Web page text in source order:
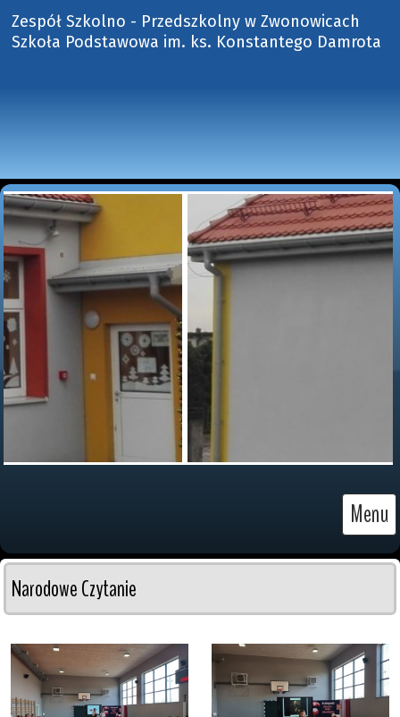
Zespół Szkolno - Przedszkolny w Zwonowicach
Szkoła Podstawowa im. ks. Konstantego Damrota
Menu
Narodowe Czytanie